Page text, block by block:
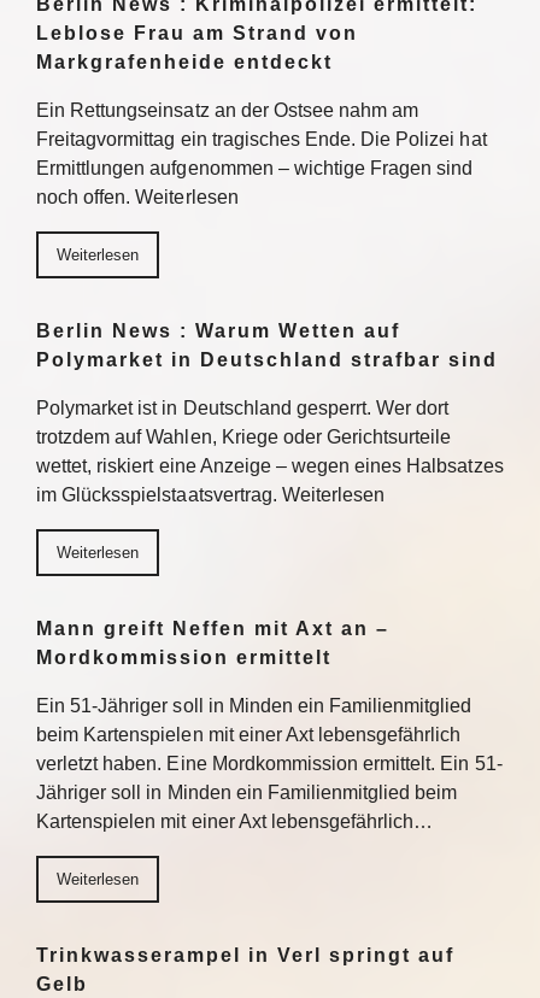
Berlin News : Kriminalpolizei ermittelt:
Leblose Frau am Strand von
Markgrafenheide entdeckt
Ein Rettungseinsatz an der Ostsee nahm am
Freitagvormittag ein tragisches Ende. Die Polizei hat
Ermittlungen aufgenommen – wichtige Fragen sind
noch offen. Weiterlesen
Weiterlesen
Berlin News : Warum Wetten auf
Polymarket in Deutschland strafbar sind
Polymarket ist in Deutschland gesperrt. Wer dort
trotzdem auf Wahlen, Kriege oder Gerichtsurteile
wettet, riskiert eine Anzeige – wegen eines Halbsatzes
im Glücksspielstaatsvertrag. Weiterlesen
Weiterlesen
Mann greift Neffen mit Axt an –
Mordkommission ermittelt
Ein 51-Jähriger soll in Minden ein Familienmitglied
beim Kartenspielen mit einer Axt lebensgefährlich
verletzt haben. Eine Mordkommission ermittelt. Ein 51-
Jähriger soll in Minden ein Familienmitglied beim
Kartenspielen mit einer Axt lebensgefährlich…
Weiterlesen
Trinkwasserampel in Verl springt auf
Gelb